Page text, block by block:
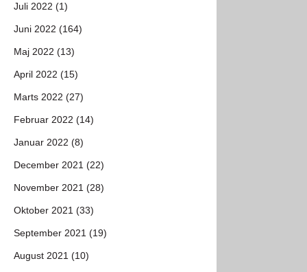
Juli 2022 (1)
Juni 2022 (164)
Maj 2022 (13)
April 2022 (15)
Marts 2022 (27)
Februar 2022 (14)
Januar 2022 (8)
December 2021 (22)
November 2021 (28)
Oktober 2021 (33)
September 2021 (19)
August 2021 (10)